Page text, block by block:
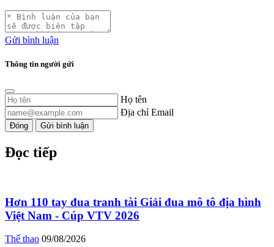
Gửi bình luận
Thông tin người gửi
Họ tên
Địa chỉ Email
Đóng Gửi bình luận
Đọc tiếp
Hơn 110 tay đua tranh tài Giải đua mô tô địa hình
Việt Nam - Cúp VTV 2026
Thể thao 09/08/2026